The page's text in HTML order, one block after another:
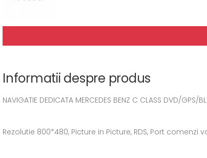
Informatii despre produs
NAVIGATIE DEDICATA MERCEDES BENZ C CLASS DVD/
Rezolutie 800*480, Picture in Picture, RDS, Port comenzi